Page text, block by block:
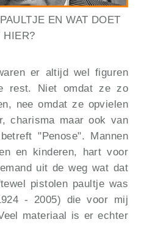
EN WAT DOET
HIER?
er altijd wel figuren
rest. Niet omdat ze zo
nee omdat ze opvielen
charisma maar ook van
"Penose". Mannen
en kinderen, hart voor
uit de weg wat dat
pistolen paultje was
- 2005) die voor mij
materiaal is er echter